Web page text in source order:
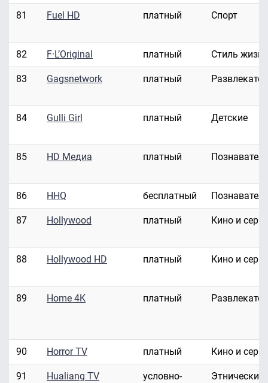
81 Fuel HD платный Спорт
82 F·L’Original платный Стиль жизни
83 Gagsnetwork платный
84 Gulli Girl платный Детские
85 HD Медиа платный
86 HHQ бесплатный
87 Hollywood платный Кино и
88 Hollywood HD платный Кино и
89 Home 4K платный
90 Horror TV платный Кино и
91 Hualiang TV
условно-
Этнические